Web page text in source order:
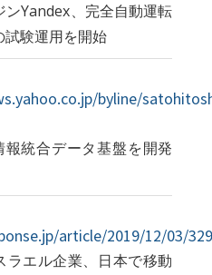
ンYandex、完全自動運転
験運用を開始
byline/
統合データ基盤を開発
article/2019/12/03/
ラエル企業、日本で移動